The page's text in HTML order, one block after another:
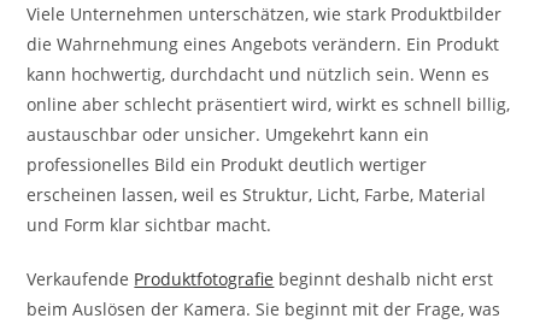
Viele Unternehmen unterschätzen, wie stark Produktbilder
die Wahrnehmung eines Angebots verändern. Ein Produkt
kann hochwertig, durchdacht und nützlich sein. Wenn es
online aber schlecht präsentiert wird, wirkt es schnell billig,
austauschbar oder unsicher. Umgekehrt kann ein
professionelles Bild ein Produkt deutlich wertiger
erscheinen lassen, weil es Struktur, Licht, Farbe, Material
und Form klar sichtbar macht.
Verkaufende Produktfotografie beginnt deshalb nicht erst
beim Auslösen der Kamera. Sie beginnt mit der Frage, was